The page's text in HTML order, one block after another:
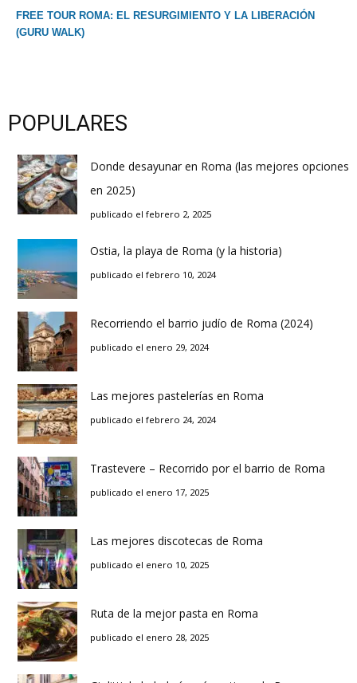
FREE TOUR ROMA: EL RESURGIMIENTO Y LA LIBERACIÓN
(GURU WALK)
POPULARES
Donde desayunar en Roma (las mejores opciones
en 2025)
publicado el febrero 2, 2025
Ostia, la playa de Roma (y la historia)
publicado el febrero 10, 2024
Recorriendo el barrio judío de Roma (2024)
publicado el enero 29, 2024
Las mejores pastelerías en Roma
publicado el febrero 24, 2024
Trastevere – Recorrido por el barrio de Roma
publicado el enero 17, 2025
Las mejores discotecas de Roma
publicado el enero 10, 2025
Ruta de la mejor pasta en Roma
publicado el enero 28, 2025